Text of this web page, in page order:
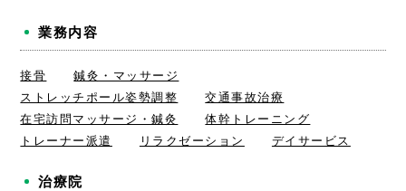
業務内容
接骨
鍼灸・マッサージ
ストレッチポール姿勢調整
交通事故治療
在宅訪問マッサージ・鍼灸
体幹トレーニング
トレーナー派遣
リラクゼーション デイサービス
治療院